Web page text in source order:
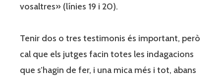
vosaltres» (línies 19 i 20).
Tenir dos o tres testimonis és important, però
cal que els jutges facin totes les indagacions
que s’hagin de fer, i una mica més i tot, abans